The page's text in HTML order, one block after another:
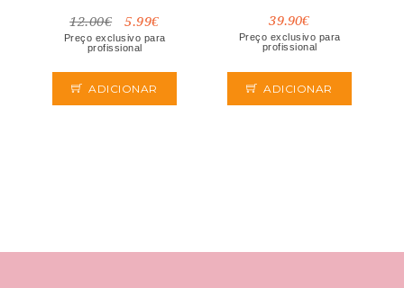
12.00€ 5.99€
Preço exclusivo para
profissional
ADICIONAR
39.90€
Preço exclusivo para
profissional
ADICIONAR